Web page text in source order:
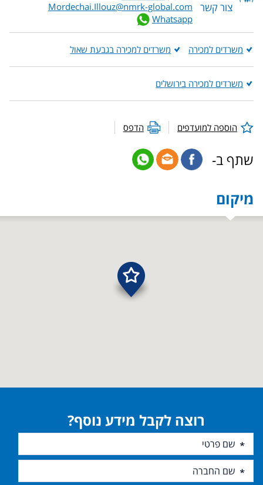
צור קשר
Mordechai.Illouz@nmrk-global.com
Whatsapp
משרדים למכירה משרדים למכירה בגבעת שאול
משרדים למכירה בירושלים
הוספה למועדפים הדפס
שתף ב-
מיקום
רוצה לקבל מידע נוסף?